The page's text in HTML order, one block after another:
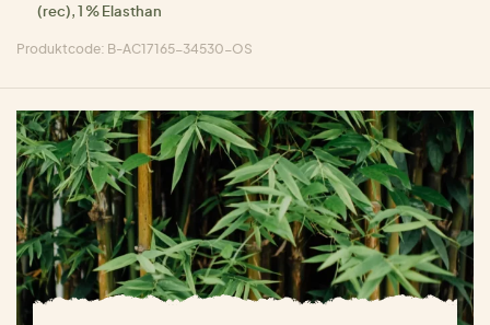
(rec), 1 % Elasthan
Produktcode: B-AC17165-34530-OS